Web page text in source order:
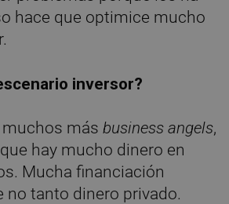
hace que optimice mucho
inversor?
muchos másbusiness angels,
hay mucho dinero en
Mucha financiación
no tanto dinero privado.